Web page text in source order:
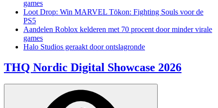
games
Loot Drop: Win MARVEL Tōkon: Fighting Souls voor de
PS5
Aandelen Roblox kelderen met 70 procent door minder virale
games
Halo Studios geraakt door ontslagronde
THQ Nordic Digital Showcase 2026